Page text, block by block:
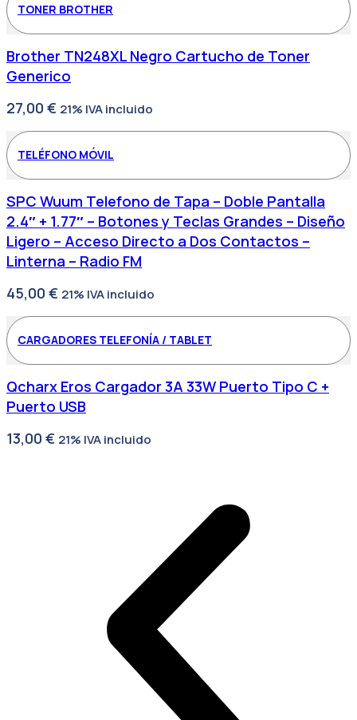
TONER BROTHER
Brother TN248XL Negro Cartucho de Toner
Generico
27,00 € 21% IVA incluido
TELÉFONO MÓVIL
SPC Wuum Telefono de Tapa – Doble Pantalla
2.4″ + 1.77″ – Botones y Teclas Grandes – Diseño
Ligero – Acceso Directo a Dos Contactos –
Linterna – Radio FM
45,00 € 21% IVA incluido
CARGADORES TELEFONÍA / TABLET
Qcharx Eros Cargador 3A 33W Puerto Tipo C +
Puerto USB
13,00 € 21% IVA incluido